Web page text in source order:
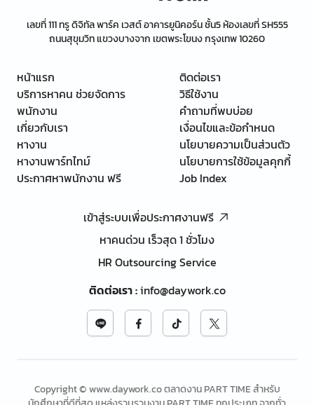
เลขที่ 111 ทรู ดิจิทัล พาร์ค เวสต์ อาคารยูนิคอร์น ชั้น5 ห้องเลขที่ SH555
ถนนสุขุมวิท แขวงบางจาก เขตพระโขนง กรุงเทพ 10260
หน้าแรก
บริการหาคน ช่วยจัดการ
พนักงาน
เกี่ยวกับเรา
หางาน
หางานพาร์ทไทม์
ประกาศหาพนักงาน ฟรี
ติดต่อเรา
วิธีใช้งาน
คำถามที่พบบ่อย
เงื่อนไขและข้อกำหนด
นโยบายความเป็นส่วนตัว
นโยบายการใช้ข้อมูลคุกกี้
Job Index
เข้าสู่ระบบเพื่อประกาศงานฟรี
หาคนด่วน เร็วสุด 1 ชั่วโมง
HR Outsourcing Service
ติดต่อเรา:info@daywork.co
Copyright © www.daywork.co ตลาดงาน PART TIME สำหรับ